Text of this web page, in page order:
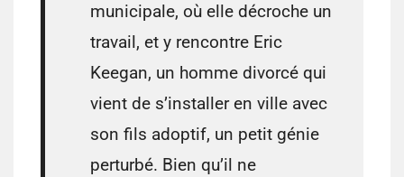
municipale, où elle décroche un
travail, et y rencontre Eric
Keegan, un homme divorcé qui
vient de s’installer en ville avec
son fils adoptif, un petit génie
perturbé. Bien qu’il ne